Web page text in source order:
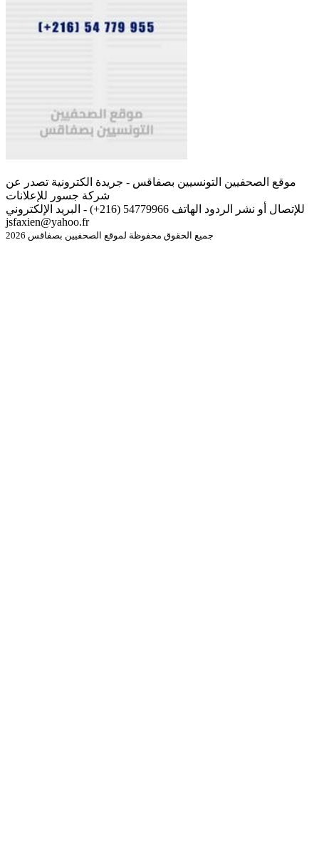
موقع الصحفيين التونسيين بصفاقس - جريدة الكترونية تصدر عن
شركة جسور للإعلانات
للإتصال أو نشر الردود الهاتف 54779966 (216+) - البريد الإلكتروني
jsfaxien@yahoo.fr
جميع الحقوق محفوظة لموقع الصحفيين بصفاقس 2026